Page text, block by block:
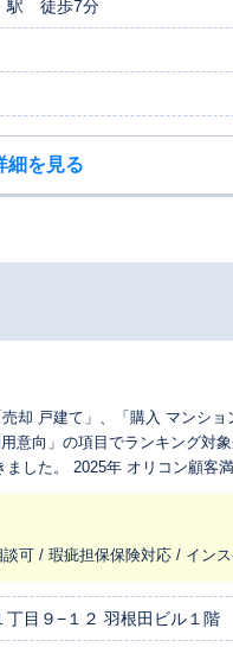
介することが可能です。 高槻市・三島
見つめる私たちに、ぜひ一度
駅 徒歩7分
細を見る
却 戸建て」、「購入 マンショ
意向」の項目でランキング対
した。 2025年 オリコン顧客
その企業のサービスを再利用
可 / 瑕疵担保保険対応 / イン
丁目９−１２ 羽根田ビル１階